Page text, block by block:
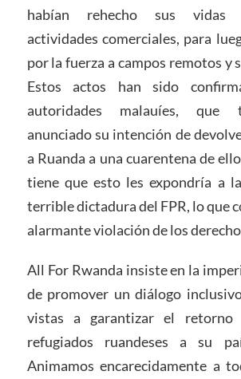
habían rehecho sus vidas
actividades comerciales, para
por la fuerza a campos remotos y
Estos actos han sido
autoridades malauíes, que
anunciado su intención de
a Ruanda a una cuarentena de
tiene que esto les expondría a
terrible dictadura del FPR, lo que
alarmante violación de los
All For Rwanda insiste en la
de promover un diálogo
vistas a garantizar el retorno
refugiados ruandeses a su
Animamos encarecidamente a